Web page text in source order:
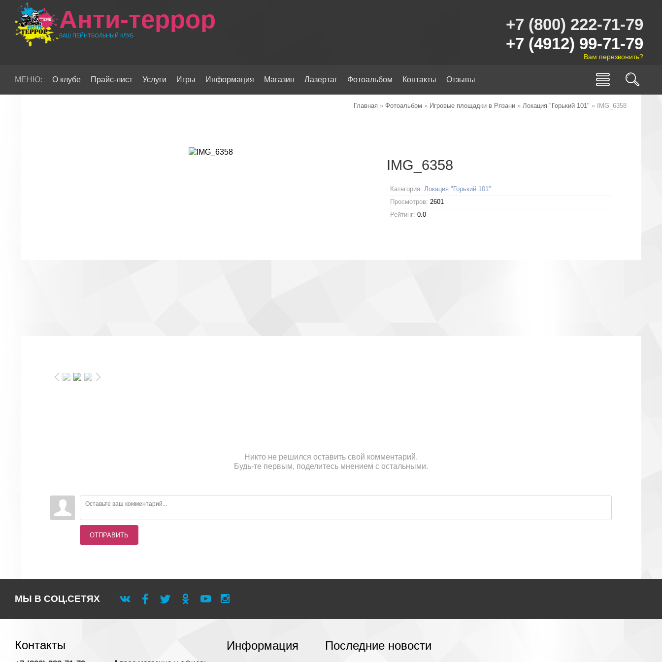
Анти-террор
ВАШ ПЕЙНТБОЛЬНЫЙ КЛУБ
+7 (800) 222-71-79
+7 (4912) 99-71-79
Вам перезвонить?
МЕНЮ: О клубе Прайс-лист Услуги Игры Информация Магазин Лазертаг Фотоальбом Контакты Отзывы
Главная » Фотоальбом » Игровые площадки в Рязани » Локация "Горький 101" » IMG_6358
IMG_6358
Категория: Локация "Горький 101"
Просмотров: 2601
Рейтинг: 0.0
Никто не решился оставить свой комментарий.
Будь-те первым, поделитесь мнением с остальными.
ОТПРАВИТЬ
МЫ В СОЦ.СЕТЯХ
Контакты Информация Последние новости